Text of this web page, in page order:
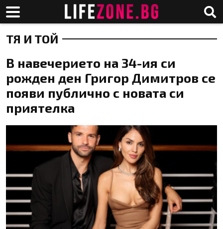
ТЯ И ТОЙ
В навечерието на 34-ия си
рожден ден Григор Димитров се
появи публично с новата си
приятелка